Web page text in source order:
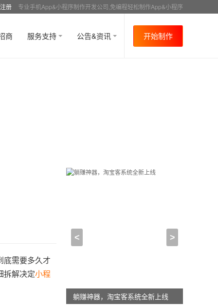
册 专业手机App&小程序制作开发公司,免编程轻松制作App&小程序
商 服务支持 公告&资讯 开始制作
底需要多久才
拆解决定小程
< >
躺赚神器，淘宝客系统全新上线